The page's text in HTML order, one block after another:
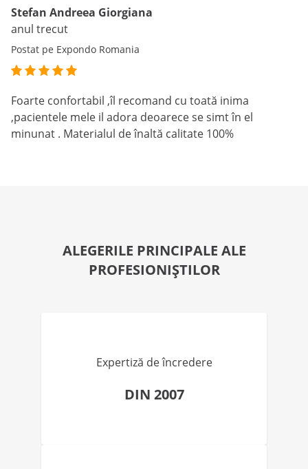
Stefan Andreea Giorgiana
anul trecut
Postat pe Expondo Romania
Foarte confortabil ,îl recomand cu toată inima
,pacientele mele il adora deoarece se simt în el
minunat . Materialul de înaltă calitate 100%
ALEGERILE PRINCIPALE ALE
PROFESIONIȘTILOR
Expertiză de încredere
DIN 2007